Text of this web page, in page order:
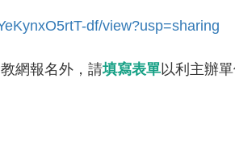
df/view?usp=sharing
網報名外，請填寫表單以利主辦